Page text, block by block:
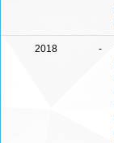
2018 -